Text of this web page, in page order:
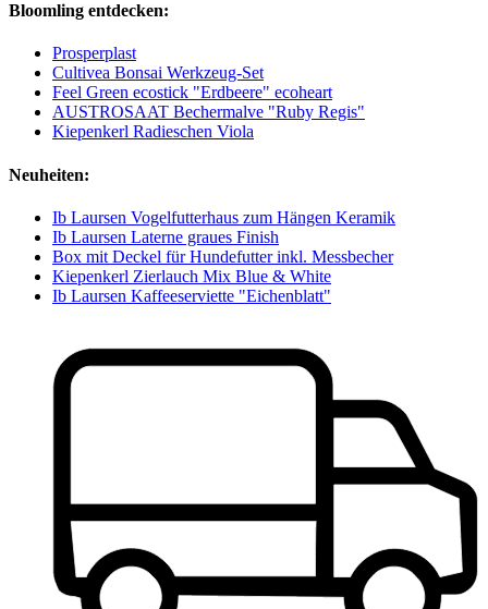
Bloomling entdecken:
Prosperplast
Cultivea Bonsai Werkzeug-Set
Feel Green ecostick "Erdbeere" ecoheart
AUSTROSAAT Bechermalve "Ruby Regis"
Kiepenkerl Radieschen Viola
Neuheiten:
Ib Laursen Vogelfutterhaus zum Hängen Keramik
Ib Laursen Laterne graues Finish
Box mit Deckel für Hundefutter inkl. Messbecher
Kiepenkerl Zierlauch Mix Blue & White
Ib Laursen Kaffeeserviette "Eichenblatt"